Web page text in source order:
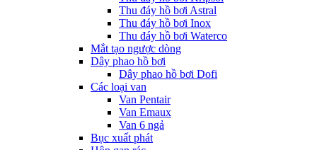
Thu đáy hồ bơi Astral
Thu đáy hồ bơi Inox
Thu đáy hồ bơi Waterco
Mắt tạo ngược dòng
Dây phao hồ bơi
Dây phao hồ bơi Dofi
Các loại van
Van Pentair
Van Emaux
Van 6 ngả
Bục xuất phát